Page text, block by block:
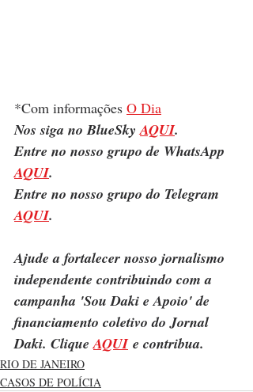
*Com informações O Dia
Nos siga no BlueSky AQUI.
Entre no nosso grupo de WhatsApp
AQUI.
Entre no nosso grupo do Telegram
AQUI.
Ajude a fortalecer nosso jornalismo
independente contribuindo com a
campanha 'Sou Daki e Apoio' de
financiamento coletivo do Jornal
Daki. Clique AQUI e contribua.
RIO DE JANEIRO
CASOS DE POLÍCIA